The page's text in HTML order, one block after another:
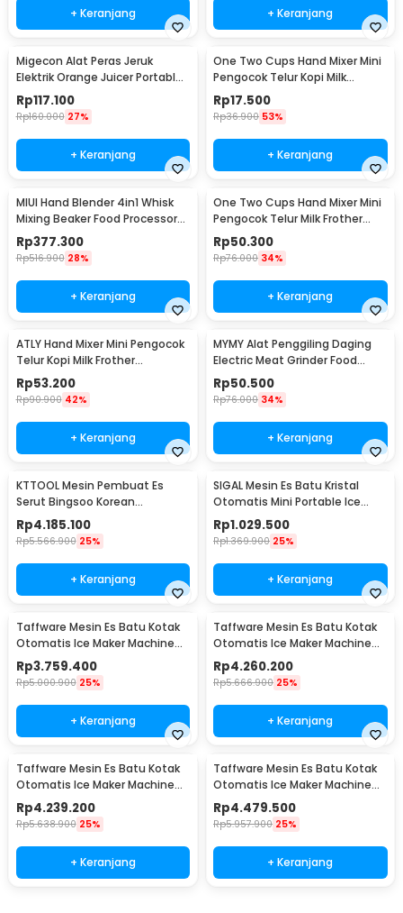
+ Keranjang + Keranjang
Migecon Alat Peras Jeruk
Elektrik Orange Juicer Portable
400ml 45W - MDC1
Rp117.100
Rp160.000 27%
+ Keranjang
One Two Cups Hand Mixer Mini
Pengocok Telur Kopi Milk
Frother Battery - HMP40
Rp17.500
Rp36.900 53%
+ Keranjang
MIUI Hand Blender 4in1 Whisk
Mixing Beaker Food Processor
15000RPM - H1
Rp377.300
Rp516.900 28%
+ Keranjang
One Two Cups Hand Mixer Mini
Pengocok Telur Milk Frother
Double Layer - MFB1501A
Rp50.300
Rp76.000 34%
+ Keranjang
ATLY Hand Mixer Mini Pengocok
Telur Kopi Milk Frother
Handheld - HMW05
Rp53.200
Rp90.900 42%
+ Keranjang
MYMY Alat Penggiling Daging
Electric Meat Grinder Food
Processor 350ml - MY-01
Rp50.500
Rp76.000 34%
+ Keranjang
KTTOOL Mesin Pembuat Es
Serut Bingsoo Korean
Snowflake Ice Shaving - ZB-
XBJ60
Rp4.185.100
Rp5.566.900 25%
+ Keranjang
SIGAL Mesin Es Batu Kristal
Otomatis Mini Portable Ice
Maker 12kg 100W - YH-16
Rp1.029.500
Rp1.369.900 25%
+ Keranjang
Taffware Mesin Es Batu Kotak
Otomatis Ice Maker Machine
50kg 200W - HZB-55FAB
Rp3.759.400
Rp5.000.900 25%
+ Keranjang
Taffware Mesin Es Batu Kotak
Otomatis Ice Maker Machine
70kg 220W - HZB-60FAB
Rp4.260.200
Rp5.666.900 25%
+ Keranjang
Taffware Mesin Es Batu Kotak
Otomatis Ice Maker Machine
80kg 200W - HZB-70FAB
Rp4.239.200
Rp5.638.900 25%
+ Keranjang
Taffware Mesin Es Batu Kotak
Otomatis Ice Maker Machine
90kg 260W - HZB-80FAB
Rp4.479.500
Rp5.957.900 25%
+ Keranjang